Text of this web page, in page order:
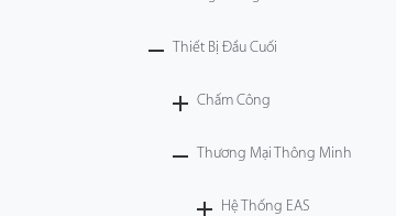
Thiết Bị Đầu Cuối
Chấm Công
Thương Mại Thông Minh
Hệ Thống EAS